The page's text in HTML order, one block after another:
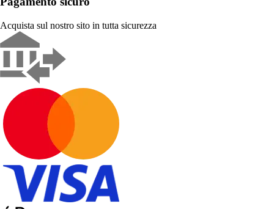
Acquista sul nostro sito in tutta sicurezza